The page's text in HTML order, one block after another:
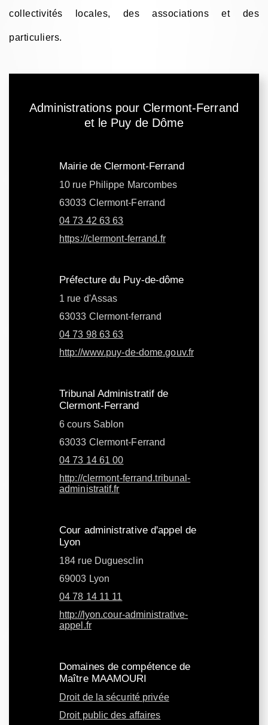
collectivités locales, des associations et des
particuliers.
Administrations pour Clermont-Ferrand
et le Puy de Dôme
Mairie de Clermont-Ferrand
10 rue Philippe Marcombes
63033 Clermont-Ferrand
04 73 42 63 63
https://clermont-ferrand.fr
Préfecture du Puy-de-dôme
1 rue d'Assas
63033 Clermont-ferrand
04 73 98 63 63
http://www.puy-de-dome.gouv.fr
Tribunal Administratif de
Clermont-Ferrand
6 cours Sablon
63033 Clermont-Ferrand
04 73 14 61 00
http://clermont-ferrand.tribunal-
administratif.fr
Cour administrative d'appel de
Lyon
184 rue Duguesclin
69003 Lyon
04 78 14 11 11
http://lyon.cour-administrative-
appel.fr
Domaines de compétence de
Maître MAAMOURI
Droit de la sécurité privée
Droit public des affaires